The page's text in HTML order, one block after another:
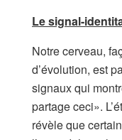
Le signal-
Notre cerveau,
d’évolution, est
signaux qui
partage ceci».
révèle que